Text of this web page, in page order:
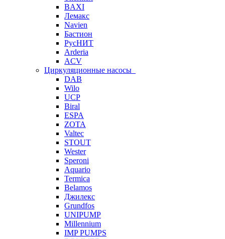
BAXI
Лемакс
Navien
Бастион
РусНИТ
Arderia
ACV
Циркуляционные насосы
DAB
Wilo
UCP
Biral
ESPA
ZOTA
Valtec
STOUT
Wester
Speroni
Aquario
Termica
Belamos
Джилекс
Grundfos
UNIPUMP
Millennium
IMP PUMPS